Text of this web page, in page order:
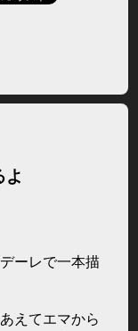
よ
ーレで一本描
えてエマから